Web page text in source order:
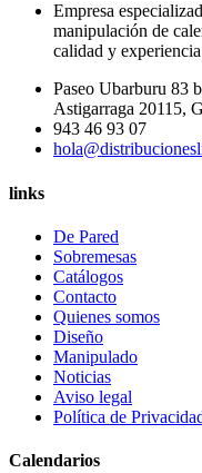
Empresa
manipulación de
calidad y
Paseo Ubarburu 83
Astigarraga 20115,
943 46 93 07
links
De Pared
Sobremesas
Catálogos
Contacto
Quienes somos
Diseño
Manipulado
Noticias
Aviso legal
Política de
Calendarios